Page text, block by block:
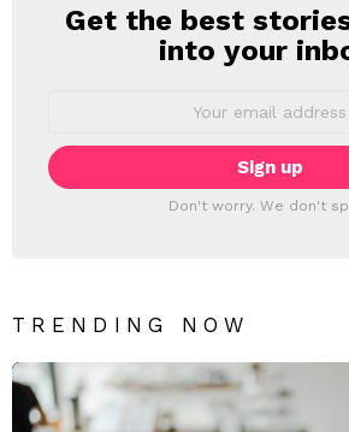
NEWSLETTER
Get the best
into your
Don't worry. We don't
TRENDING NOW